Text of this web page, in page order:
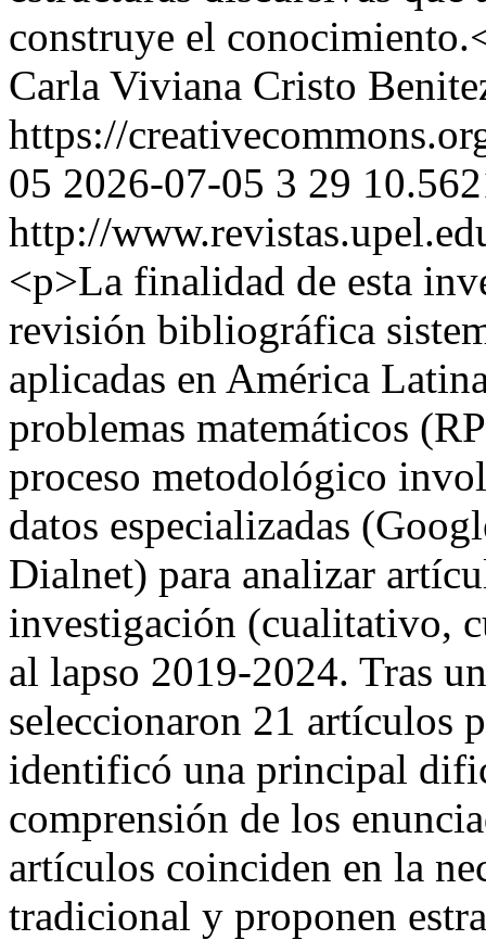
construye el
Carla Viviana Cristo
https://
05 2026-07-05 3 29
http://
<p>La finalidad de esta
revisión bibliográfica
aplicadas en América
problemas matemáticos
proceso metodológico
datos especializadas
Dialnet) para analizar
investigación (cualitativo,
al lapso 2019-2024. Tras
seleccionaron 21 artículos
identificó una principal
comprensión de los
artículos coinciden en la
tradicional y proponen